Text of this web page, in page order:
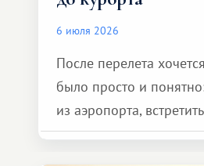
6 июля 2026
После перелета
было просто и
из аэропорта, встретить
представителя